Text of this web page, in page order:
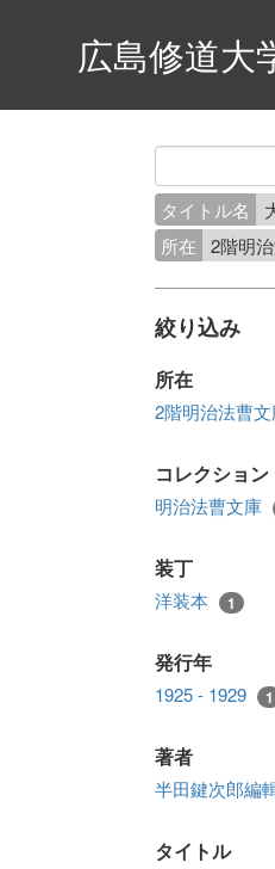
広島修道大
タイトル名
所在
2階明
絞り込み
所在
2階明治法曹
コレクション
明治法曹文庫
装丁
洋装本 1
発行年
1925 - 1929 1
著者
半田鍵次郎編
タイトル